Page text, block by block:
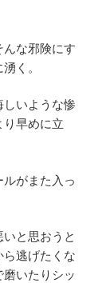
な邪険にす
く。
いような惨
早めに立
がまた入っ
と思おうと
ら逃げたくな
いたりシッ